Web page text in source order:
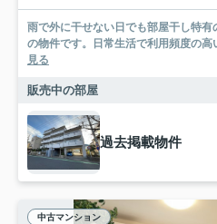
雨で外に干せない日でも部屋干し特
の物件です。日常生活で利用頻度の高
見る
販売中の部屋
過去掲載物件
中古マンション